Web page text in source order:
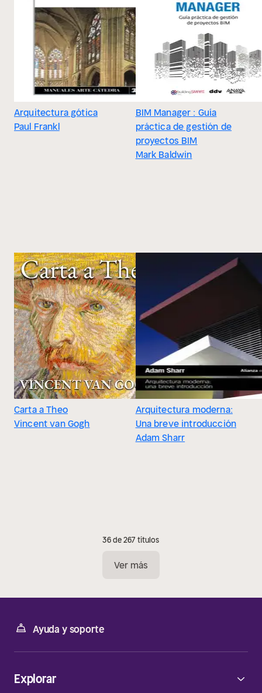
Arquitectura gótica
Paul Frankl
BIM Manager : Guía
práctica de gestión de
proyectos BIM
Mark Baldwin
Carta a Theo
Vincent van Gogh
Arquitectura moderna:
Una breve introducción
Adam Sharr
36 de 267 títulos
Ver más
Ayuda y soporte
Explorar